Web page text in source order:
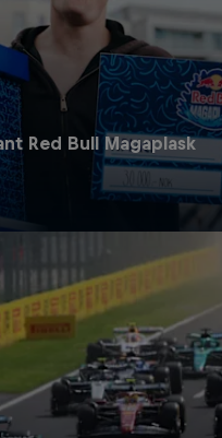
Red Bull Magaplask